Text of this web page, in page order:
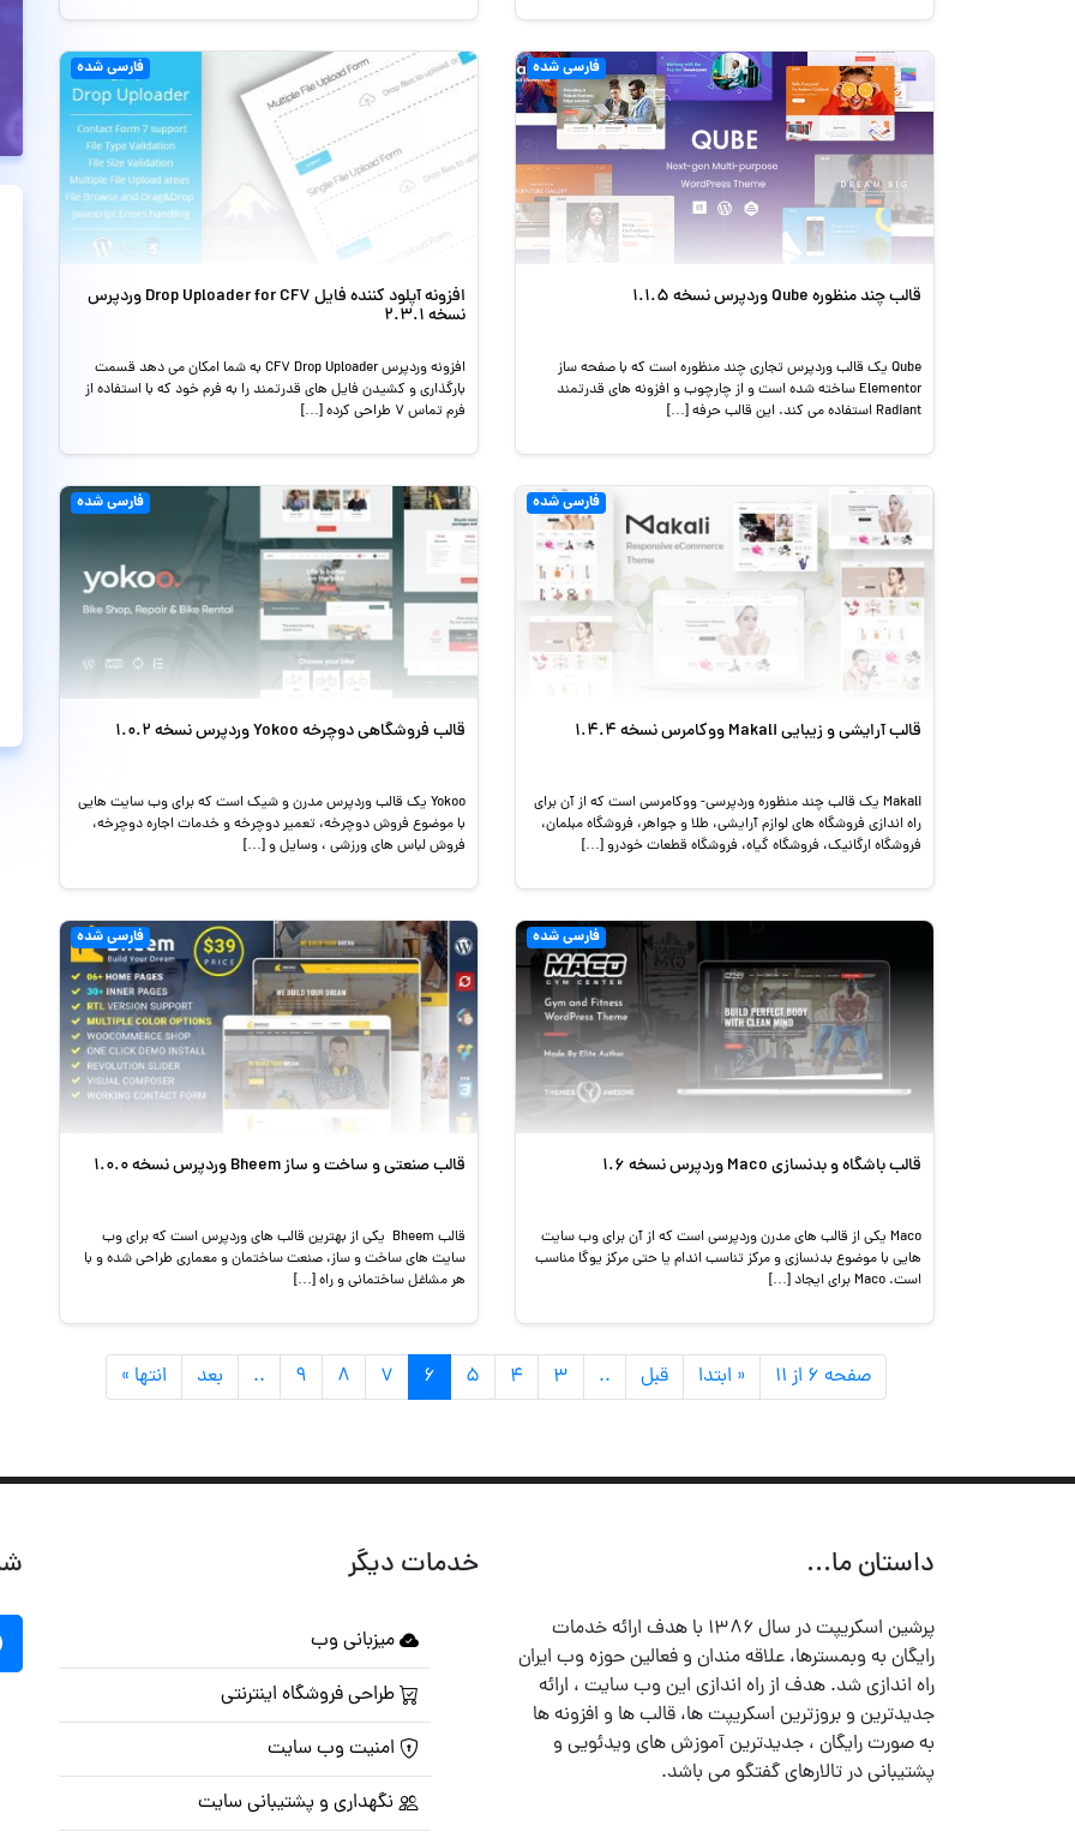
فارسی شده
قالب چند منظوره Qube وردپرس نسخه 1.1.5
Qube یک قالب وردپرس تجاری چند منظوره است که با صفحه ساز
Elementor ساخته شده است و از چارچوب و افزونه های قدرتمند
Radiant استفاده می کند. این قالب حرفه […]
فارسی شده
افزونه آپلود کننده فایل Drop Uploader for CF7 وردپرس
نسخه 2.3.1
افزونه وردپرس CF7 Drop Uploader به شما امکان می دهد قسمت
بارگذاری و کشیدن فایل های قدرتمند را به فرم خود که با استفاده از
فرم تماس 7 طراحی کرده […]
فارسی شده
قالب آرایشی و زیبایی Makali ووکامرس نسخه 1.4.4
Makali یک قالب چند منظوره وردپرسی- ووکامرسی است که از آن برای
راه اندازی فروشگاه های لوازم آرایشی، طلا و جواهر، فروشگاه مبلمان،
فروشگاه ارگانیک، فروشگاه گیاه، فروشگاه قطعات خودرو […]
فارسی شده
قالب فروشگاهی دوچرخه Yokoo وردپرس نسخه 1.0.2
Yokoo یک قالب وردپرس مدرن و شیک است که برای وب سایت هایی
با موضوع فروش دوچرخه، تعمیر دوچرخه و خدمات اجاره دوچرخه،
فروش لباس های ورزشی ، وسایل و […]
فارسی شده
قالب باشگاه و بدنسازی Maco وردپرس نسخه 1.6
Maco یکی از قالب های مدرن وردپرسی است که از آن برای وب سایت
هایی با موضوع بدنسازی و مرکز تناسب اندام یا حتی مرکز یوگا مناسب
است. Maco برای ایجاد […]
فارسی شده
قالب صنعتی و ساخت و ساز Bheem وردپرس نسخه 1.0.0
قالب Bheem یکی از بهترین قالب های وردپرس است که برای وب
سایت های ساخت و ساز، صنعت ساختمان و معماری طراحی شده و با
هر مشاغل ساختمانی و راه […]
صفحه ۶ از ۱۱ « ابتدا قبل .. ۳ ۴ ۵ ۶ ۷ ۸ ۹ .. بعد انتها »
داستان ما...
پرشین اسکریپت در سال ۱۳۸۶ با هدف ارائه خدمات
رایگان به وبمسترها، علاقه مندان و فعالین حوزه وب ایران
راه اندازی شد. هدف از راه اندازی این وب سایت ، ارائه
جدیدترین و بروزترین اسکریپت ها، قالب ها و افزونه ها
به صورت رایگان ، جدیدترین آموزش های ویدئویی و
پشتیبانی در تالارهای گفتگو می باشد.
خدمات دیگر
میزبانی وب
طراحی فروشگاه اینترنتی
امنیت وب سایت
نگهداری و پشتیبانی سایت